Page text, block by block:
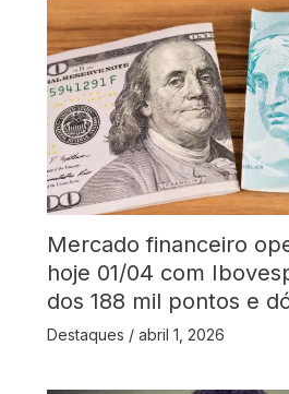
Mercado financeiro
hoje 01/04 com
dos 188 mil pontos e
Destaques / abril 1, 2026